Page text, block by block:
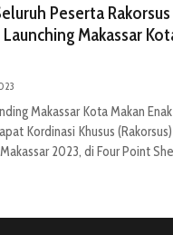
Peserta
Makassar
Makassar Kota Makan
Kordinasi Khusus (Rakorsus)
2023, di Four Point